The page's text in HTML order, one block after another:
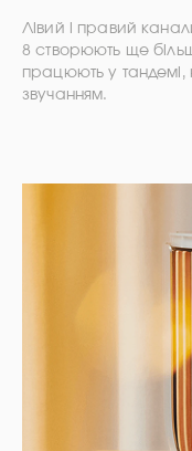
Лівий і правий
8 створюють ще
працюють у тандемі,
звучанням.